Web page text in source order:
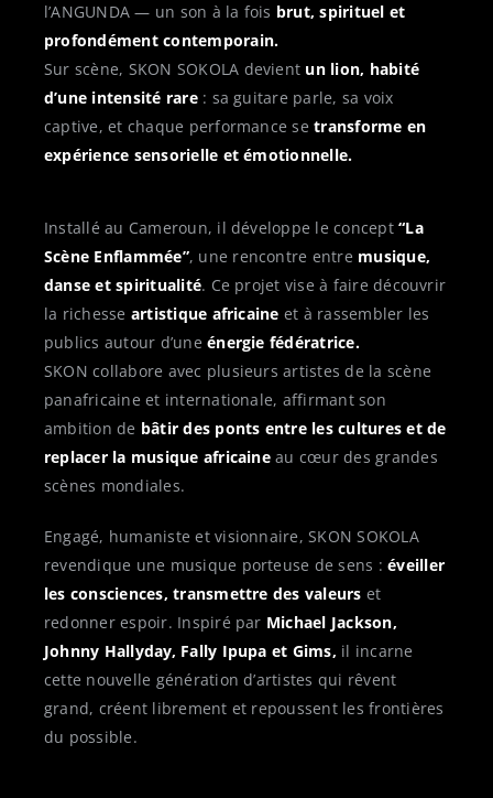
l’ANGUNDA — un son à la fois brut, spirituel et
profondément contemporain.
Sur scène, SKON SOKOLA devient un lion, habité
d’une intensité rare: sa guitare parle, sa voix
captive, et chaque performance setransforme en
expérience sensorielle et émotionnelle.
Installé au Cameroun, il développe le concept“La
Scène Enflammée”, une rencontre entre musique,
danse et spiritualité. Ce projet vise à faire découvrir
la richesse artistique africaine et à rassembler les
publics autour d’une énergie fédératrice.
SKON collabore avec plusieurs artistes de la scène
panafricaine et internationale, affirmant son
ambition de bâtir des ponts entre les cultures et de
replacer la musique africaineau cœur des grandes
scènes mondiales.
Engagé, humaniste et visionnaire, SKON SOKOLA
revendique une musique porteuse de sens :éveiller
les consciences, transmettre des valeurs et
redonner espoir. Inspiré par Michael Jackson,
Johnny Hallyday, Fally Ipupa et Gims, il incarne
cette nouvelle génération d’artistes qui rêvent
grand, créent librement et repoussent les frontières
du possible.